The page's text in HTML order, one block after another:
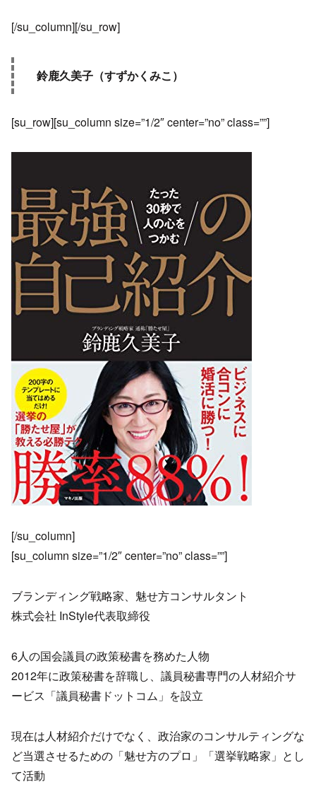
[/su_column][/su_row]
鈴鹿久美子（すずかくみこ）
[su_row][su_column size=”1/2″ center=”no” class=””]
[/su_column]
[su_column size=”1/2″ center=”no” class=””]
ブランディング戦略家、魅せ方コンサルタント
株式会社 InStyle代表取締役
6人の国会議員の政策秘書を務めた人物
2012年に政策秘書を辞職し、議員秘書専門の人材紹介サ
ービス「議員秘書ドットコム」を設立
現在は人材紹介だけでなく、政治家のコンサルティングな
ど当選させるための「魅せ方のプロ」「選挙戦略家」とし
て活動